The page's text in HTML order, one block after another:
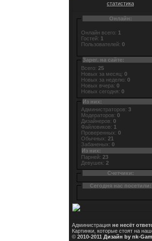
статистика
Онлайн:
Онлайн всего: 1
Гостей: 1
Пользователей: 0
Зарег. на сайте:
Всего: 25
Новых за месяц: 0
Новых за неделю: 0
Новых вчера: 0
Новых сегодня: 0
Из них:
Администраторов: 3
Модераторов: 0
Дизайнеров: 0
Файловиков: 1
Проверенных: 0
Обычных: 21
Забаненых: 0
Из них:
Парней: 23
Девушек: 2
Счетчики:
Сегодня нас посетили:
Администрация не несёт
Картинки, которые стоят на
© 2010-2011 Дизайн by nk-